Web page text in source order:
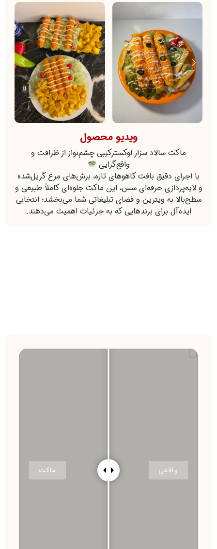
ویدیو محصول
ماکت سالاد سزار لوکسترکیبی چشم‌نواز از ظرافت و
واقع‌گرایی
با اجرای دقیق بافت کاهوهای تازه، برش‌های مرغ گریل‌شده
و لایه‌پردازی حرفه‌ای سس، این ماکت جلوه‌ای کاملاً طبیعی و
سطح‌بالا به ویترین و فضای تبلیغاتی شما می‌بخشد؛ انتخابی
ایده‌آل برای برندهایی که به جزئیات اهمیت می‌دهند.
ماکت واقعی